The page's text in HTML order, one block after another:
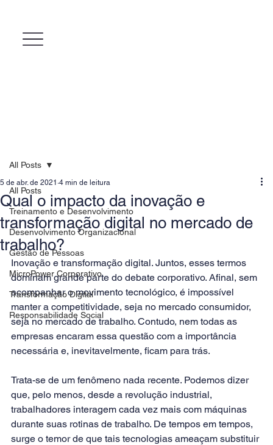
All Posts
Treinamento e Desenvolvimento
Desenvolvimento Organizacional
Gestão de Pessoas
MicroPower Corporativo
Transformação Digital
Responsabilidade Social
All Posts
Qual o impacto da inovação e
transformação digital no mercado de
trabalho?
5 de abr. de 2021 4 min de leitura
Inovação e transformação digital. Juntos, esses termos
dominam grande parte do debate corporativo. Afinal, sem
acompanhar o movimento tecnológico, é impossível
manter a competitividade, seja no mercado consumidor,
seja no mercado de trabalho. Contudo, nem todas as
empresas encaram essa questão com a importância
necessária e, inevitavelmente, ficam para trás.
Trata-se de um fenômeno nada recente. Podemos dizer
que, pelo menos, desde a revolução industrial,
trabalhadores interagem cada vez mais com máquinas
durante suas rotinas de trabalho. De tempos em tempos,
surge o temor de que tais tecnologias ameaçam substituir